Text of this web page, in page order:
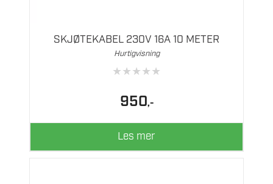
SKJØTEKABEL 230V 16A 10 METER
Hurtigvisning
★★★★★
950,-
Les mer